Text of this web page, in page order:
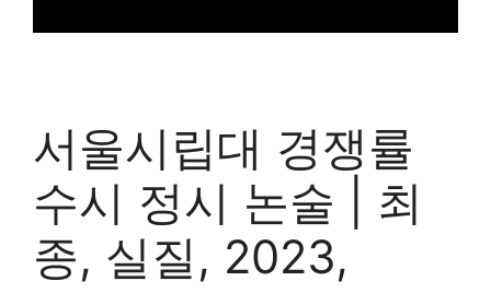
서울시립대 경쟁률
수시 정시 논술 | 최
종, 실질, 2023,